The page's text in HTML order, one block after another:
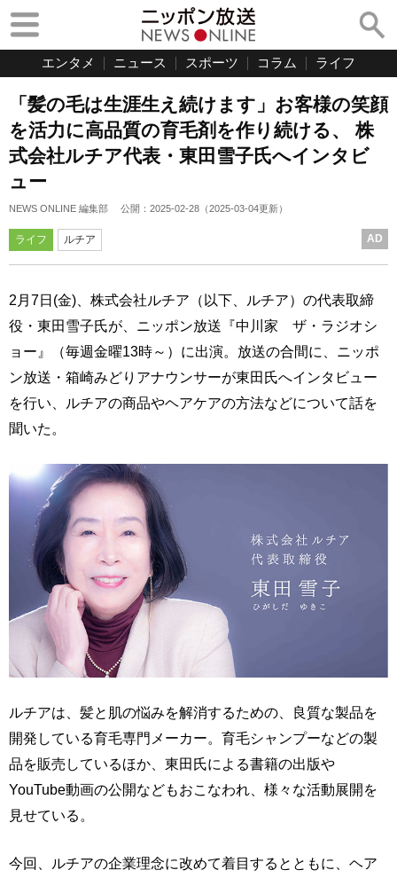
エンタメ ニュース スポーツ コラム ライフ
「髪の毛は生涯生え続けます」お客様の笑顔
を活力に高品質の育毛剤を作り続ける、 株
式会社ルチア代表・東田雪子氏へインタビ
ュー
NEWS ONLINE 編集部 公開： 2025-02-28 （2025-03-04更新）
ライフ ルチア AD
2月7日(金)、株式会社ルチア（以下、ルチア）の代表取締
役・東田雪子氏が、ニッポン放送『中川家 ザ・ラジオシ
ョー』（毎週金曜13時～）に出演。放送の合間に、ニッポ
ン放送・箱崎みどりアナウンサーが東田氏へインタビュー
を行い、ルチアの商品やヘアケアの方法などについて話を
聞いた。
ルチアは、髪と肌の悩みを解消するための、良質な製品を
開発している育毛専門メーカー。育毛シャンプーなどの製
品を販売しているほか、東田氏による書籍の出版や
YouTube動画の公開などもおこなわれ、様々な活動展開を
見せている。
今回、ルチアの企業理念に改めて着目するとともに、ヘア